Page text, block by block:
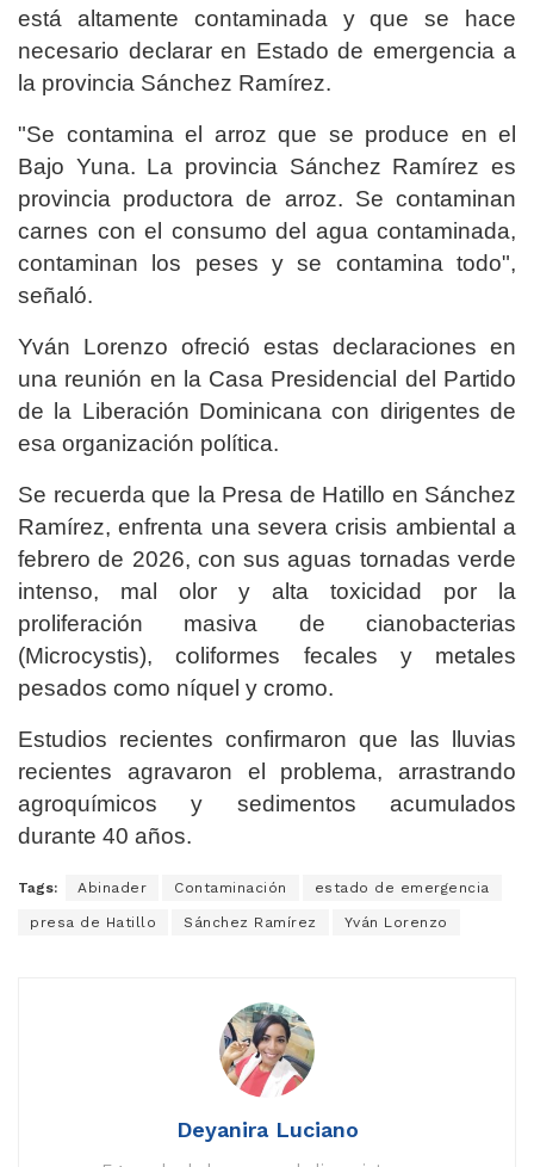
está altamente contaminada y que se hace
necesario declarar en Estado de emergencia a
la provincia Sánchez Ramírez.
"Se contamina el arroz que se produce en el
Bajo Yuna. La provincia Sánchez Ramírez es
provincia productora de arroz. Se contaminan
carnes con el consumo del agua contaminada,
contaminan los peses y se contamina todo",
señaló.
Yván Lorenzo ofreció estas declaraciones en
una reunión en la Casa Presidencial del Partido
de la Liberación Dominicana con dirigentes de
esa organización política.
Se recuerda que la Presa de Hatillo en Sánchez
Ramírez, enfrenta una severa crisis ambiental a
febrero de 2026, con sus aguas tornadas verde
intenso, mal olor y alta toxicidad por la
proliferación masiva de cianobacterias
(Microcystis), coliformes fecales y metales
pesados como níquel y cromo.
Estudios recientes confirmaron que las lluvias
recientes agravaron el problema, arrastrando
agroquímicos y sedimentos acumulados
durante 40 años.
Tags: Abinader Contaminación estado de emergencia
presa de Hatillo Sánchez Ramírez Yván Lorenzo
Deyanira Luciano